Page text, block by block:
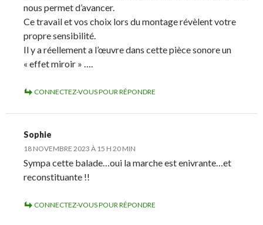
nous permet d’avancer.
Ce travail et vos choix lors du montage révèlent votre
propre sensibilité.
Il y a réellement a l’œuvre dans cette pièce sonore un
« effet miroir » ….
CONNECTEZ-VOUS POUR RÉPONDRE
Sophie
18 NOVEMBRE 2023 À 15 H 20 MIN
Sympa cette balade…oui la marche est enivrante…et
reconstituante !!
CONNECTEZ-VOUS POUR RÉPONDRE